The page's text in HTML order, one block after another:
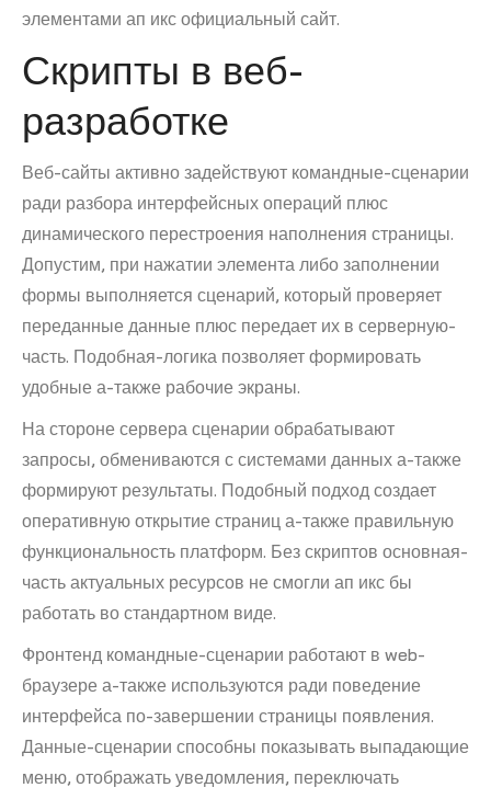
элементами ап икс официальный сайт.
Скрипты в веб-
разработке
Веб-сайты активно задействуют командные-сценарии
ради разбора интерфейсных операций плюс
динамического перестроения наполнения страницы.
Допустим, при нажатии элемента либо заполнении
формы выполняется сценарий, который проверяет
переданные данные плюс передает их в серверную-
часть. Подобная-логика позволяет формировать
удобные а-также рабочие экраны.
На стороне сервера сценарии обрабатывают
запросы, обмениваются с системами данных а-также
формируют результаты. Подобный подход создает
оперативную открытие страниц а-также правильную
функциональность платформ. Без скриптов основная-
часть актуальных ресурсов не смогли ап икс бы
работать во стандартном виде.
Фронтенд командные-сценарии работают в web-
браузере а-также используются ради поведение
интерфейса по-завершении страницы появления.
Данные-сценарии способны показывать выпадающие
меню, отображать уведомления, переключать